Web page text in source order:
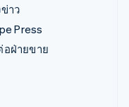
าว
Press
ฝ่ายขาย